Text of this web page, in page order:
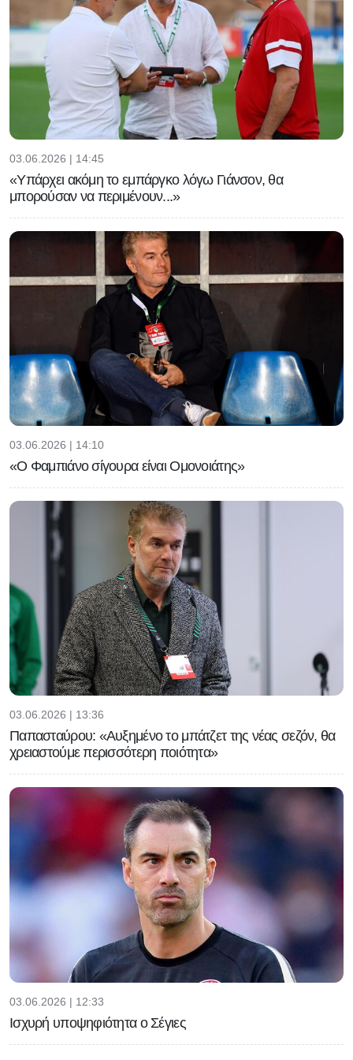
03.06.2026 | 14:45
«Υπάρχει ακόμη το εμπάργκο λόγω Γιάνσον, θα
μπορούσαν να περιμένουν...»
03.06.2026 | 14:10
«Ο Φαμπιάνο σίγουρα είναι Ομονοιάτης»
03.06.2026 | 13:36
Παπασταύρου: «Αυξημένο το μπάτζετ της νέας σεζόν, θα
χρειαστούμε περισσότερη ποιότητα»
03.06.2026 | 12:33
Ισχυρή υποψηφιότητα ο Σέγιες